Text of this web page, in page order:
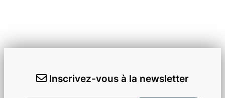
Inscrivez-vous à la newsletter